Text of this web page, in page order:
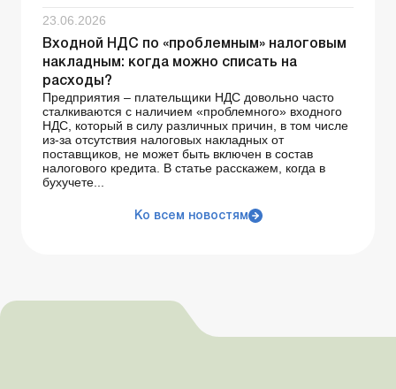
23.06.2026
Входной НДС по «проблемным» налоговым
накладным: когда можно списать на
расходы?
Предприятия – плательщики НДС довольно часто
сталкиваются с наличием «проблемного» входного
НДС, который в силу различных причин, в том числе
из-за отсутствия налоговых накладных от
поставщиков, не может быть включен в состав
налогового кредита. В статье расскажем, когда в
бухучете...
Ко всем новостям